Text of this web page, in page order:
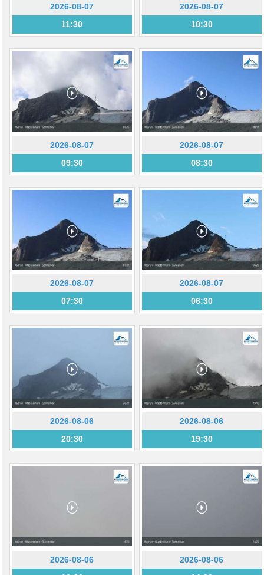
2026-08-07
11:30
2026-08-07
10:30
2026-08-07
09:30
2026-08-07
08:30
2026-08-07
07:30
2026-08-07
06:30
2026-08-06
20:30
2026-08-06
19:30
2026-08-06
2026-08-06